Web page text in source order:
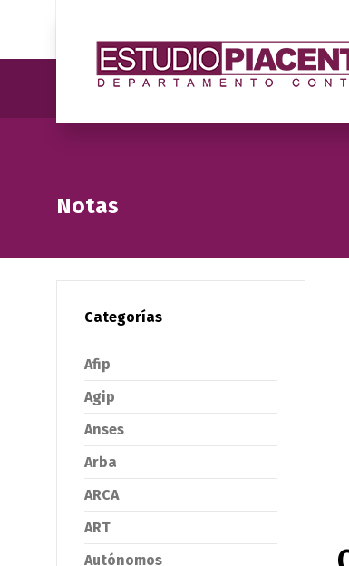
Notas
Categorías
Afip
Agip
Anses
Arba
ARCA
ART
Autónomos